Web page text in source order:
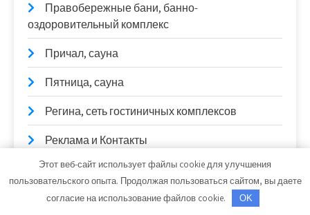
Правобережные бани, банно-
оздоровительный комплекс
Причал, сауна
Пятница, сауна
Регина, сеть гостиничных комплексов
Реклама и Контакты
Ремонт автостёкол
Ремонт автоэлектроники
Этот веб-сайт использует файлы cookie для улучшения
пользовательского опыта. Продолжая пользоваться сайтом, вы даете
согласие на использование файлов cookie.
OK